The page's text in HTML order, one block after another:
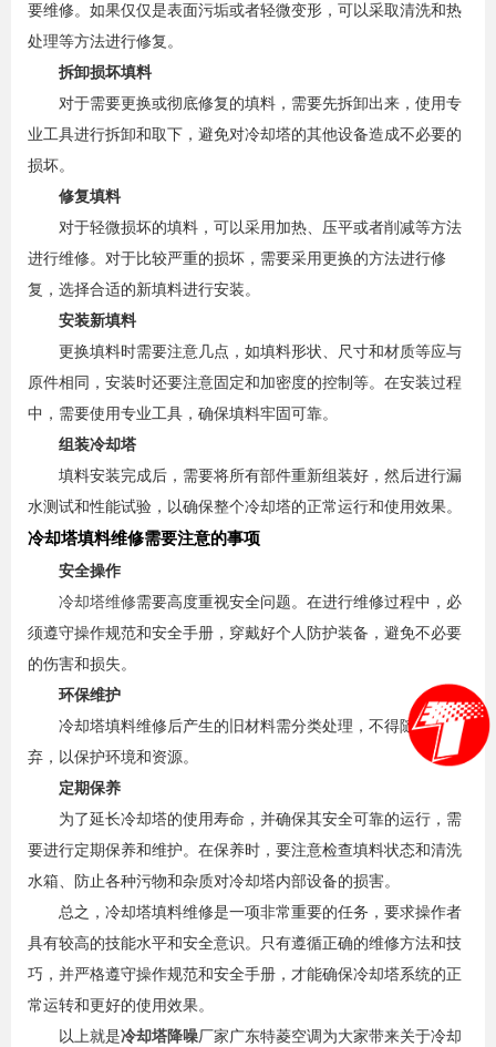
要维修。如果仅仅是表面污垢或者轻微变形，可以采取清洗和热
处理等方法进行修复。
拆卸损坏填料
对于需要更换或彻底修复的填料，需要先拆卸出来，使用专
业工具进行拆卸和取下，避免对冷却塔的其他设备造成不必要的
损坏。
修复填料
对于轻微损坏的填料，可以采用加热、压平或者削减等方法
进行维修。对于比较严重的损坏，需要采用更换的方法进行修
复，选择合适的新填料进行安装。
安装新填料
更换填料时需要注意几点，如填料形状、尺寸和材质等应与
原件相同，安装时还要注意固定和加密度的控制等。在安装过程
中，需要使用专业工具，确保填料牢固可靠。
组装冷却塔
填料安装完成后，需要将所有部件重新组装好，然后进行漏
水测试和性能试验，以确保整个冷却塔的正常运行和使用效果。
冷却塔填料维修需要注意的事项
安全操作
冷却塔维修需要高度重视安全问题。在进行维修过程中，必
须遵守操作规范和安全手册，穿戴好个人防护装备，避免不必要
的伤害和损失。
环保维护
冷却塔填料维修后产生的旧材料需分类处理，不得随意丢
弃，以保护环境和资源。
定期保养
为了延长冷却塔的使用寿命，并确保其安全可靠的运行，需
要进行定期保养和维护。在保养时，要注意检查填料状态和清洗
水箱、防止各种污物和杂质对冷却塔内部设备的损害。
总之，冷却塔填料维修是一项非常重要的任务，要求操作者
具有较高的技能水平和安全意识。只有遵循正确的维修方法和技
巧，并严格遵守操作规范和安全手册，才能确保冷却塔系统的正
常运转和更好的使用效果。
以上就是冷却塔降噪厂家广东特菱空调为大家带来关于冷却